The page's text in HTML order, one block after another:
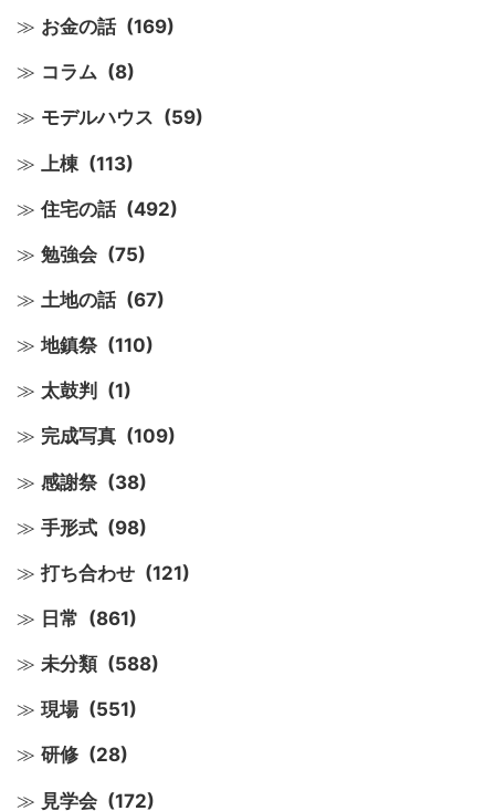
お金の話 (169)
コラム (8)
モデルハウス (59)
上棟 (113)
住宅の話 (492)
勉強会 (75)
土地の話 (67)
地鎮祭 (110)
太鼓判 (1)
完成写真 (109)
感謝祭 (38)
手形式 (98)
打ち合わせ (121)
日常 (861)
未分類 (588)
現場 (551)
研修 (28)
見学会 (172)